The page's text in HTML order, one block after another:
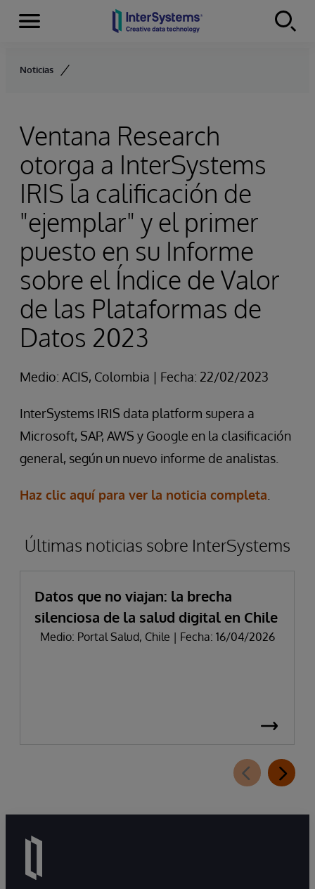
Skip to content
Secciones
Noticias
Ventana Research
otorga a InterSystems
IRIS la calificación de
"ejemplar" y el primer
puesto en su Informe
sobre el Índice de Valor
de las Plataformas de
Datos 2023
Medio: ACIS, Colombia | Fecha: 22/02/2023
InterSystems IRIS data platform supera a
Microsoft, SAP, AWS y Google en la clasificación
general, según un nuevo informe de analistas.
Haz clic aquí para ver la noticia completa
Últimas noticias sobre InterSystems
Datos que no viajan: la brecha
silenciosa de la salud digital en Chile
Medio: Portal Salud, Chile | Fecha: 16/04/2026